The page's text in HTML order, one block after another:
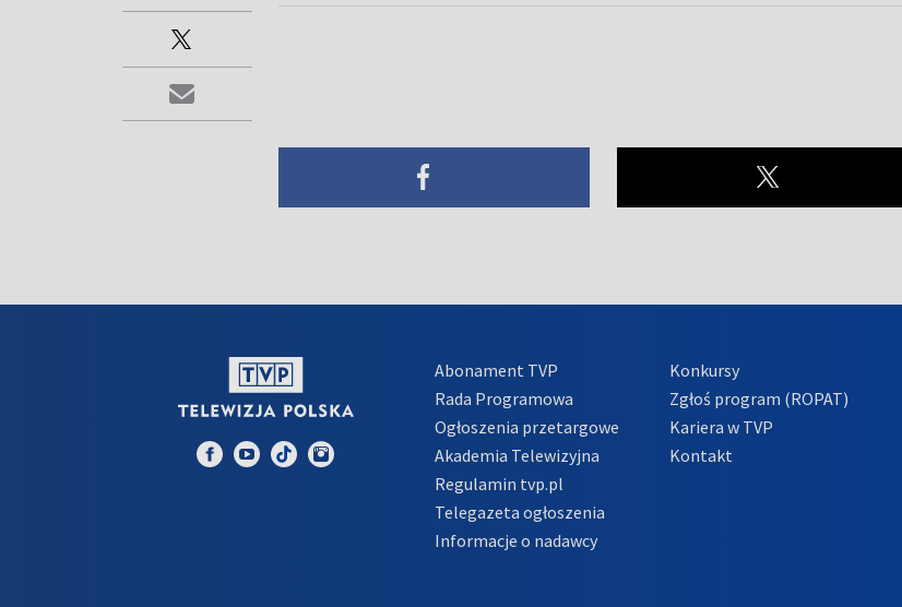
Abonament TVP
Rada Programowa
Ogłoszenia przetargowe
Akademia Telewizyjna
Regulamin tvp.pl
Telegazeta ogłoszenia
Informacje o nadawcy
Konkursy
Zgłoś program (ROPAT)
Kariera w TVP
Kontakt